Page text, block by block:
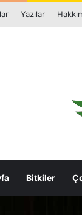
Yazılar
Bitkiler